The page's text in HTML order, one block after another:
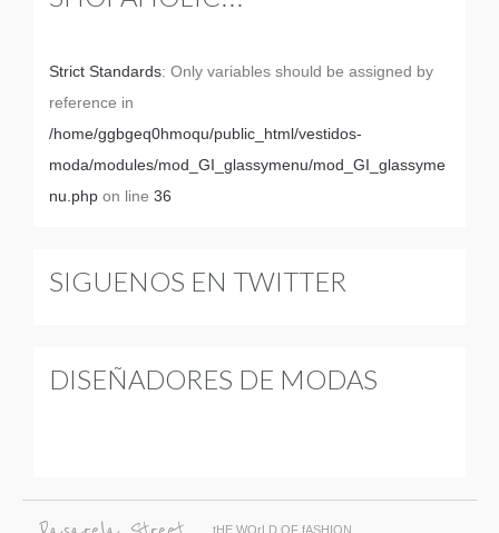
Strict Standards: Only variables should be assigned by
reference in
/home/ggbgeq0hmoqu/public_html/vestidos-
moda/modules/mod_GI_glassymenu/mod_GI_glassyme
nu.php on line 36
SIGUENOS EN TWITTER
DISEÑADORES DE MODAS
tHE WOrLD OF fASHION